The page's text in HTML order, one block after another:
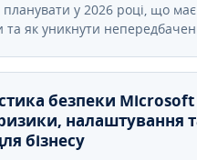
у 2026 році, що
та як уникнути
безпеки Microsoft
налаштування
бізнесу